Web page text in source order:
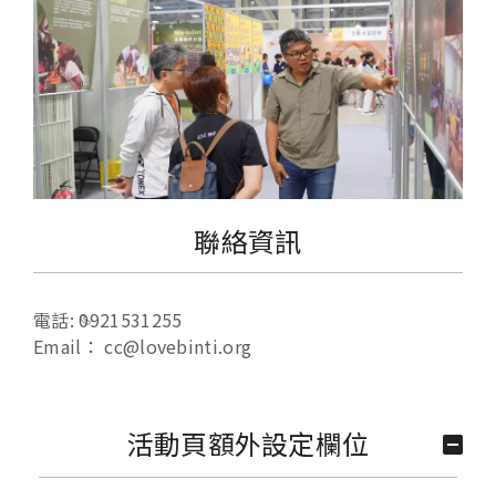
聯絡資訊
電話:0921531255
Email：cc@lovebinti.org
活動頁額外設定欄位